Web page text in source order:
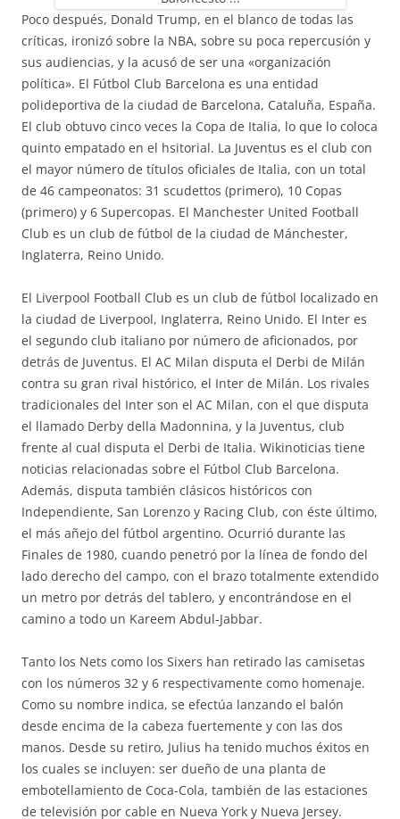
Poco después, Donald Trump, en el blanco de todas las
críticas, ironizó sobre la NBA, sobre su poca repercusión y
sus audiencias, y la acusó de ser una «organización
política». El Fútbol Club Barcelona es una entidad
polideportiva de la ciudad de Barcelona, Cataluña, España.
El club obtuvo cinco veces la Copa de Italia, lo que lo coloca
quinto empatado en el hsitorial. La Juventus es el club con
el mayor número de títulos oficiales de Italia, con un total
de 46 campeonatos: 31 scudettos (primero), 10 Copas
(primero) y 6 Supercopas. El Manchester United Football
Club es un club de fútbol de la ciudad de Mánchester,
Inglaterra, Reino Unido.
El Liverpool Football Club es un club de fútbol localizado en
la ciudad de Liverpool, Inglaterra, Reino Unido. El Inter es
el segundo club italiano por número de aficionados, por
detrás de Juventus. El AC Milan disputa el Derbi de Milán
contra su gran rival histórico, el Inter de Milán. Los rivales
tradicionales del Inter son el AC Milan, con el que disputa
el llamado Derby della Madonnina, y la Juventus, club
frente al cual disputa el Derbi de Italia. Wikinoticias tiene
noticias relacionadas sobre el Fútbol Club Barcelona.
Además, disputa también clásicos históricos con
Independiente, San Lorenzo y Racing Club, con éste último,
el más añejo del fútbol argentino. Ocurrió durante las
Finales de 1980, cuando penetró por la línea de fondo del
lado derecho del campo, con el brazo totalmente extendido
un metro por detrás del tablero, y encontrándose en el
camino a todo un Kareem Abdul-Jabbar.
Tanto los Nets como los Sixers han retirado las camisetas
con los números 32 y 6 respectivamente como homenaje.
Como su nombre indica, se efectúa lanzando el balón
desde encima de la cabeza fuertemente y con las dos
manos. Desde su retiro, Julius ha tenido muchos éxitos en
los cuales se incluyen: ser dueño de una planta de
embotellamiento de Coca-Cola, también de las estaciones
de televisión por cable en Nueva York y Nueva Jersey.